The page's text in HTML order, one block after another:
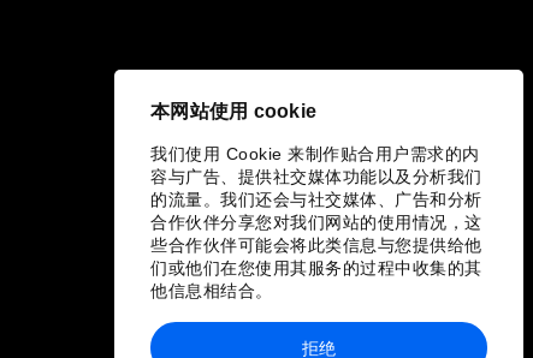
本网站使用 cookie
我们使用 Cookie 来制作贴合用户需求的内
容与广告、提供社交媒体功能以及分析我们
的流量。我们还会与社交媒体、广告和分析
合作伙伴分享您对我们网站的使用情况，这
些合作伙伴可能会将此类信息与您提供给他
们或他们在您使用其服务的过程中收集的其
他信息相结合。
拒绝